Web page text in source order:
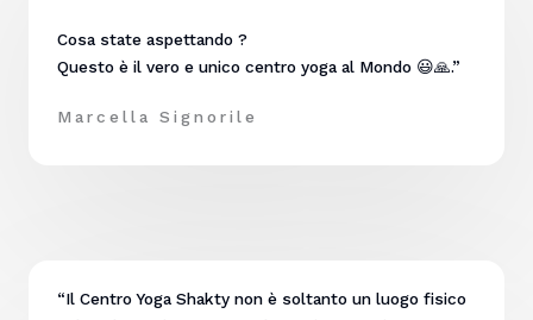
Cosa state aspettando ?
Questo è il vero e unico centro yoga al Mondo 😃🙏.”
Marcella Signorile
“Il Centro Yoga Shakty non è soltanto un luogo fisico